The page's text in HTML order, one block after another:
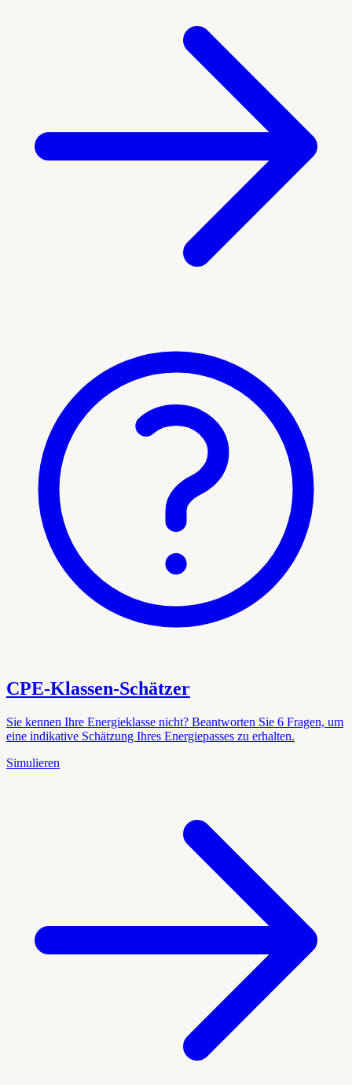
CPE-Klassen-Schätzer
Sie kennen Ihre Energieklasse nicht? Beantworten Sie 6 Fragen, um
eine indikative Schätzung Ihres Energiepasses zu erhalten.
Simulieren